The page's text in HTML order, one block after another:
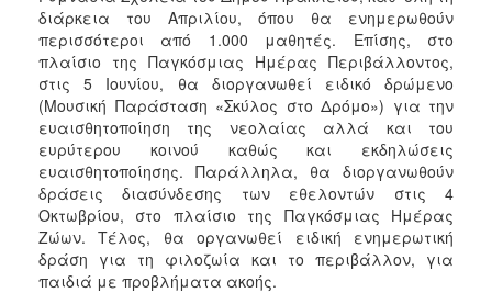
διάρκεια του Απριλίου, όπου θα ενημερωθούν
περισσότεροι από 1.000 μαθητές. Επίσης, στο
πλαίσιο της Παγκόσμιας Ημέρας Περιβάλλοντος,
στις 5 Ιουνίου, θα διοργανωθεί ειδικό δρώμενο
(Μουσική Παράσταση «Σκύλος στο Δρόμο») για την
ευαισθητοποίηση της νεολαίας αλλά και του
ευρύτερου κοινού καθώς και εκδηλώσεις
ευαισθητοποίησης. Παράλληλα, θα διοργανωθούν
δράσεις διασύνδεσης των εθελοντών στις 4
Οκτωβρίου, στο πλαίσιο της Παγκόσμιας Ημέρας
Ζώων. Τέλος, θα οργανωθεί ειδική ενημερωτική
δράση για τη φιλοζωία και το περιβάλλον, για
παιδιά με προβλήματα ακοής.